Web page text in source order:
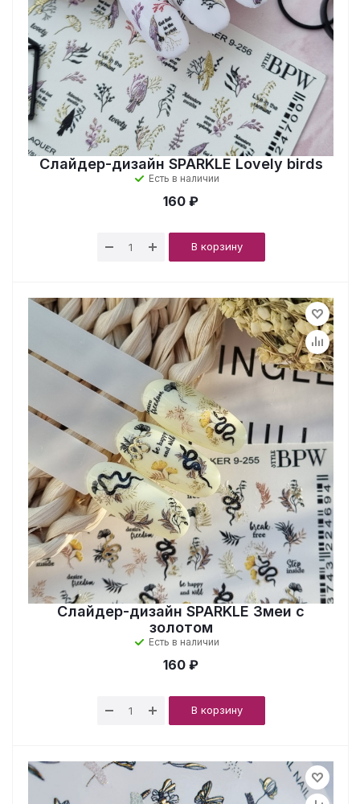
Слайдер-дизайн SPARKLE Lovely birds
Есть в наличии
160 ₽
В корзину
Слайдер-дизайн SPARKLE Змеи с
золотом
Есть в наличии
160 ₽
В корзину